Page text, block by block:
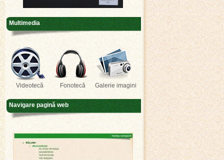
Multimedia
Videotecă Fonotecă Galerie imagini
Navigare pagină web